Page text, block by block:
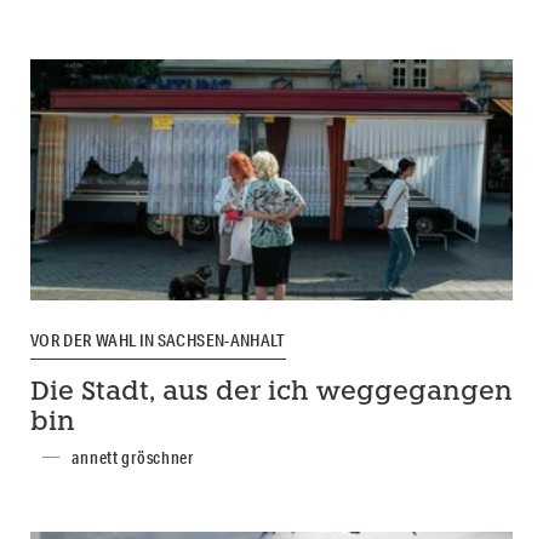
VOR DER WAHL IN SACHSEN-ANHALT
Die Stadt, aus der ich weggegangen
bin
annett gröschner